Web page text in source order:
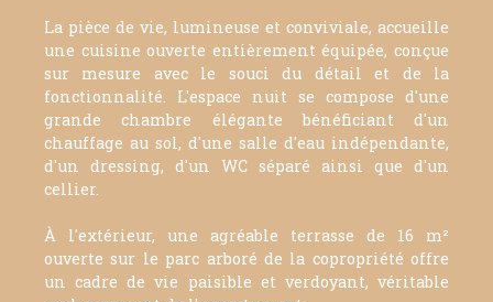
La pièce de vie, lumineuse et conviviale, accueille
une cuisine ouverte entièrement équipée, conçue
sur mesure avec le souci du détail et de la
fonctionnalité. L'espace nuit se compose d'une
grande chambre élégante bénéficiant d'un
chauffage au sol, d'une salle d'eau indépendante,
d'un dressing, d'un WC séparé ainsi que d'un
cellier.
À l'extérieur, une agréable terrasse de 16 m²
ouverte sur le parc arboré de la copropriété offre
un cadre de vie paisible et verdoyant, véritable